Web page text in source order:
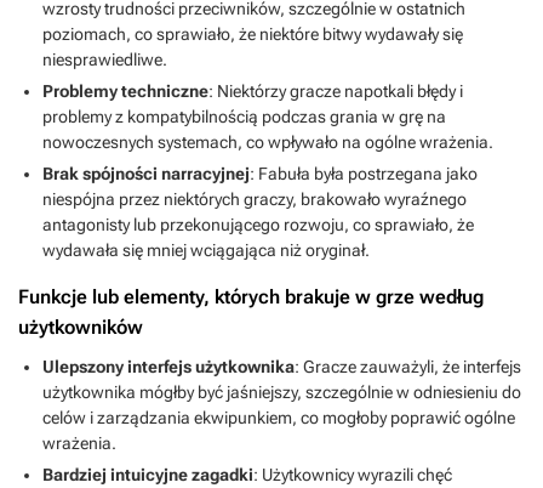
wzrosty trudności przeciwników, szczególnie w ostatnich
poziomach, co sprawiało, że niektóre bitwy wydawały się
niesprawiedliwe.
Problemy techniczne: Niektórzy gracze napotkali błędy i
problemy z kompatybilnością podczas grania w grę na
nowoczesnych systemach, co wpływało na ogólne wrażenia.
Brak spójności narracyjnej: Fabuła była postrzegana jako
niespójna przez niektórych graczy, brakowało wyraźnego
antagonisty lub przekonującego rozwoju, co sprawiało, że
wydawała się mniej wciągająca niż oryginał.
Funkcje lub elementy, których brakuje w grze według
użytkowników
Ulepszony interfejs użytkownika: Gracze zauważyli, że interfejs
użytkownika mógłby być jaśniejszy, szczególnie w odniesieniu do
celów i zarządzania ekwipunkiem, co mogłoby poprawić ogólne
wrażenia.
Bardziej intuicyjne zagadki: Użytkownicy wyrazili chęć